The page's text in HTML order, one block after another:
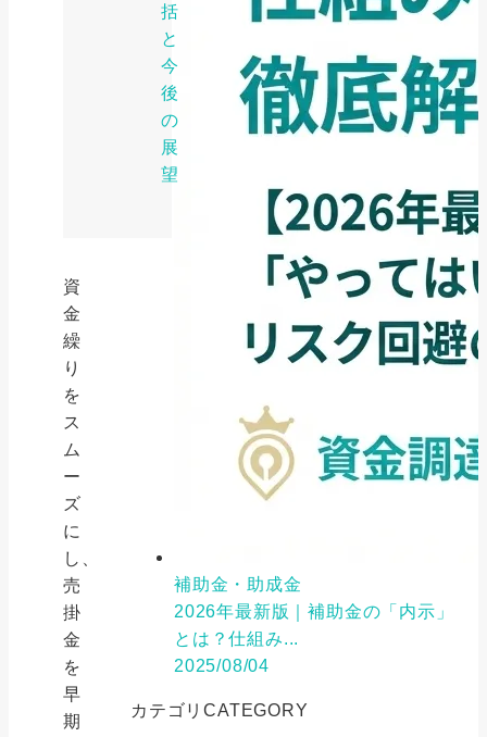
括
と
今
後
の
展
望
資
金
繰
り
を
ス
ム
ー
ズ
に
し、
売
掛
金
を
早
期
補助金・助成金
2026年最新版｜補助金の「内示」
とは？仕組み...
2025/08/04
カテゴリCATEGORY